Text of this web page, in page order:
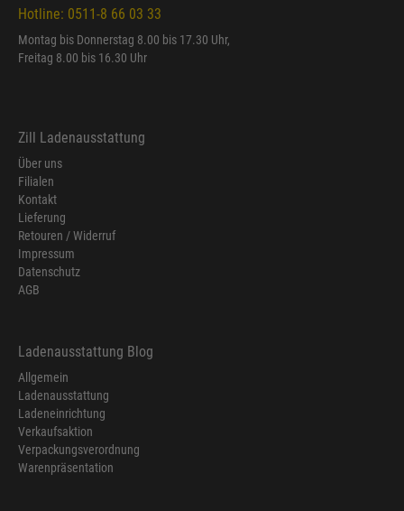
Hotline: 0511-8 66 03 33
Montag bis Donnerstag 8.00 bis 17.30 Uhr,
Freitag 8.00 bis 16.30 Uhr
Zill Ladenausstattung
Über uns
Filialen
Kontakt
Lieferung
Retouren / Widerruf
Impressum
Datenschutz
AGB
Ladenausstattung Blog
Allgemein
Ladenausstattung
Ladeneinrichtung
Verkaufsaktion
Verpackungsverordnung
Warenpräsentation